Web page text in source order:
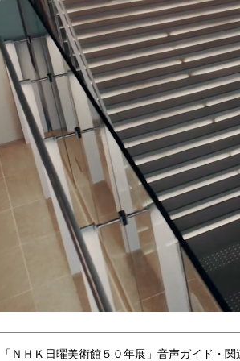
「ＮＨＫ日曜美術館５０年展」音声ガイド・